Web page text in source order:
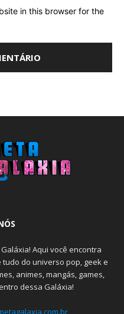
in this browser for the
Aqui você encontra
do universo pop, geek e
animes, mangás, games,
dessa Galáxia!